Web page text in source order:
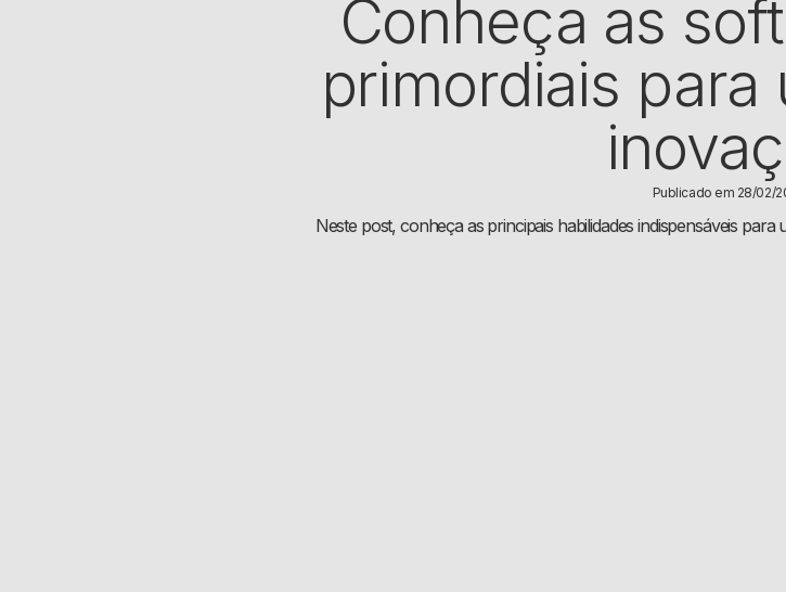
Conheça as
primordiais para
Publicado em 28/02/
Neste post, conheça as principais habilidades indispensáveis